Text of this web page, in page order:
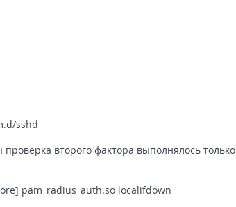
sshd
второго фактора выполнялось только
pam_radius_auth.so localifdown